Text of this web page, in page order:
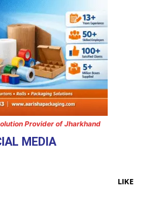
Provider of Jharkhand
MEDIA
LIKE